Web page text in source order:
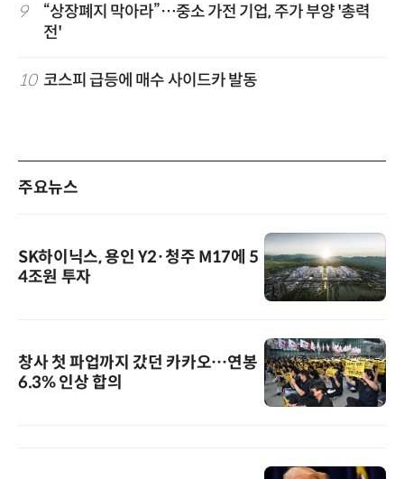
9
“상장폐지 막아라”…중소 가전 기업, 주가 부양 '총력
전'
10 코스피 급등에 매수 사이드카 발동
주요뉴스
SK하이닉스, 용인 Y2·청주 M17에 5
4조원 투자
창사 첫 파업까지 갔던 카카오…연봉
6.3% 인상 합의